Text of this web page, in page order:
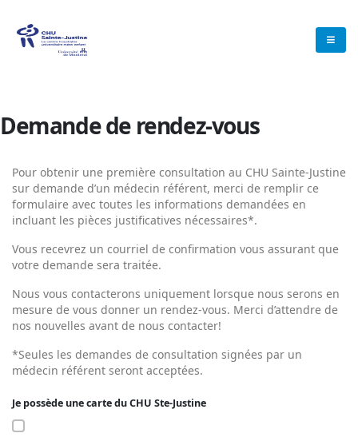
Demande de rendez-vous
Pour obtenir une première consultation au CHU Sainte-Justine
sur demande d’un médecin référent, merci de remplir ce
formulaire avec toutes les informations demandées en
incluant les pièces justificatives nécessaires*.
Vous recevrez un courriel de confirmation vous assurant que
votre demande sera traitée.
Nous vous contacterons uniquement lorsque nous serons en
mesure de vous donner un rendez-vous. Merci d’attendre de
nos nouvelles avant de nous contacter!
*Seules les demandes de consultation signées par un
médecin référent seront acceptées.
Je possède une carte du CHU Ste-Justine